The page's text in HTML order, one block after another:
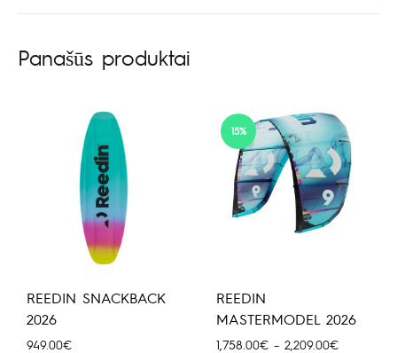
Panašūs produktai
REEDIN SNACKBACK
2026
949.00€
15%
REEDIN
MASTERMODEL 2026
1,758.00€ – 2,209.00€Price